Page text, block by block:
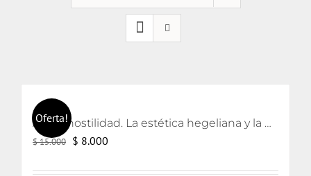
Oferta! Arte y hostilidad. La estética hegeliana y la precipitación de la violencia
$15.000 El
$ 8.000